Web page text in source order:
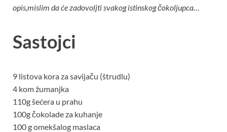
opis,mislim da će zadovoljti svakog istinskog čokoljupca…
Sastojci
9 listova kora za savijaču (štrudlu)
4 kom žumanjka
110g šećera u prahu
100g čokolade za kuhanje
100 g omekšalog maslaca